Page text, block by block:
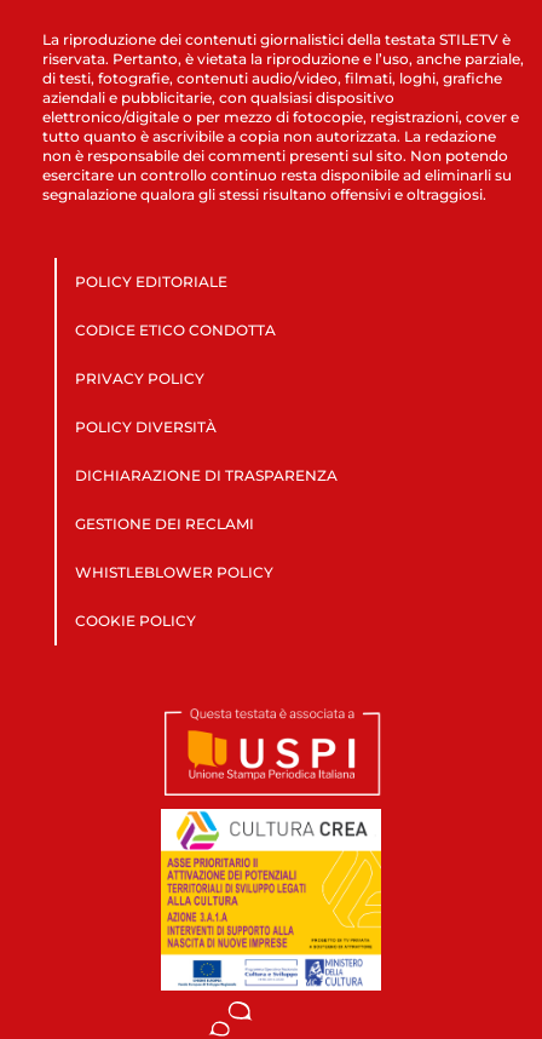
La riproduzione dei contenuti giornalistici della testata STILETV è
riservata. Pertanto, è vietata la riproduzione e l’uso, anche parziale,
di testi, fotografie, contenuti audio/video, filmati, loghi, grafiche
aziendali e pubblicitarie, con qualsiasi dispositivo
elettronico/digitale o per mezzo di fotocopie, registrazioni, cover e
tutto quanto è ascrivibile a copia non autorizzata. La redazione
non è responsabile dei commenti presenti sul sito. Non potendo
esercitare un controllo continuo resta disponibile ad eliminarli su
segnalazione qualora gli stessi risultano offensivi e oltraggiosi.
POLICY EDITORIALE
CODICE ETICO CONDOTTA
PRIVACY POLICY
POLICY DIVERSITÀ
DICHIARAZIONE DI TRASPARENZA
GESTIONE DEI RECLAMI
WHISTLEBLOWER POLICY
COOKIE POLICY